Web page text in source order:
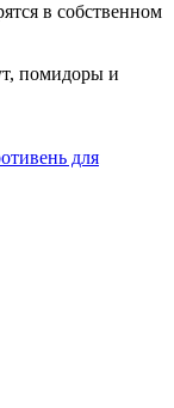
в собственном
помидоры и
для